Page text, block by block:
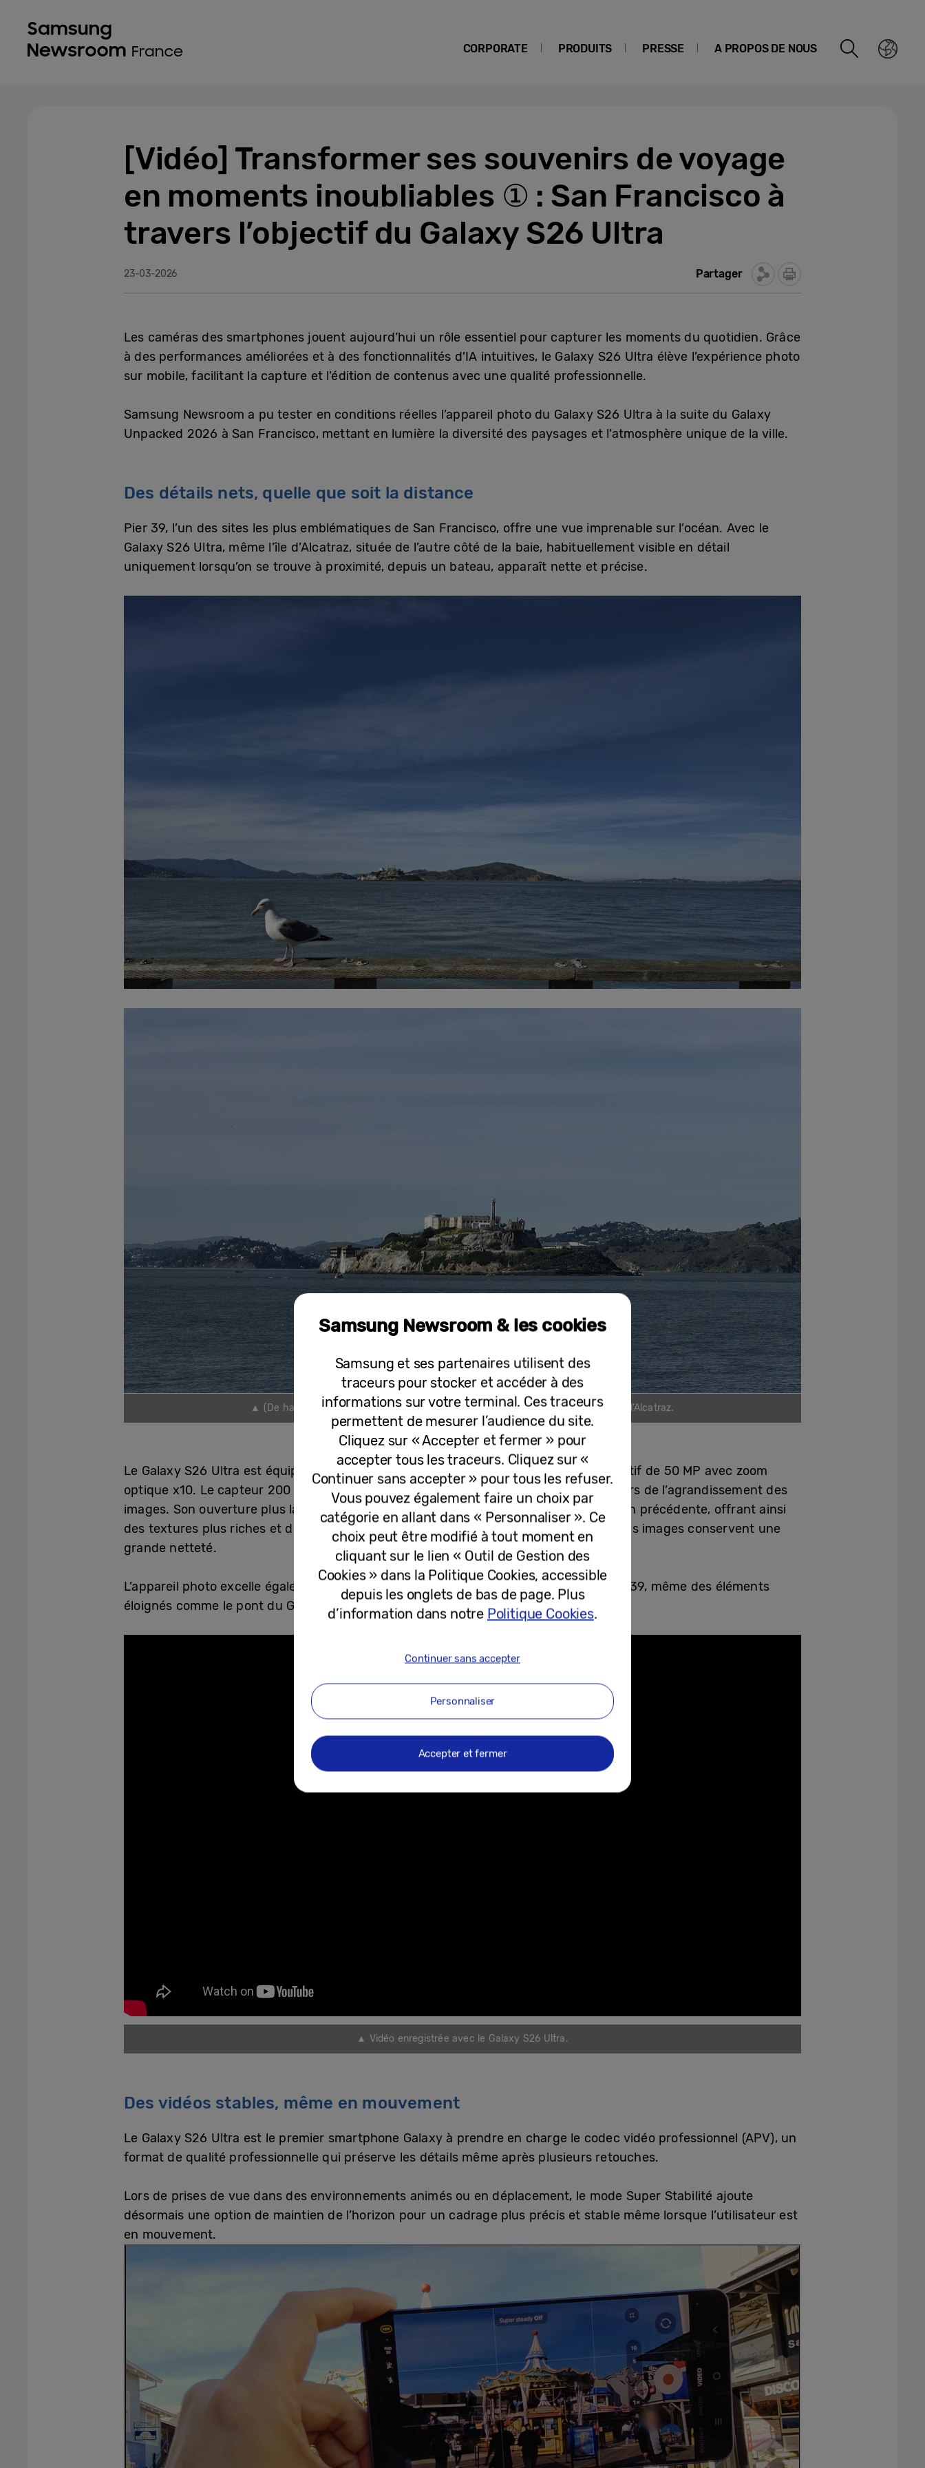
CORPORATE PRODUITS PRESSE A PROPOS DE NOUS
[Vidéo] Transformer ses souvenirs de voyage
en moments inoubliables ① : San Francisco à
travers l’objectif du Galaxy S26 Ultra
23-03-2026 Partager
Les caméras des smartphones jouent aujourd’hui un rôle essentiel pour capturer les moments du quotidien. Grâce
à des performances améliorées et à des fonctionnalités d’IA intuitives, le Galaxy S26 Ultra élève l’expérience photo
sur mobile, facilitant la capture et l’édition de contenus avec une qualité professionnelle.
Samsung Newsroom a pu tester en conditions réelles l’appareil photo du Galaxy S26 Ultra à la suite du Galaxy
Unpacked 2026 à San Francisco, mettant en lumière la diversité des paysages et l’atmosphère unique de la ville.
Des détails nets, quelle que soit la distance
Pier 39, l’un des sites les plus emblématiques de San Francisco, offre une vue imprenable sur l’océan. Avec le
Galaxy S26 Ultra, même l’île d’Alcatraz, située de l’autre côté de la baie, habituellement visible en détail
uniquement lorsqu’on se trouve à proximité, depuis un bateau, apparaît nette et précise.
▲ (De haut en bas) Photo prise avec le Galaxy S26 Ultra et zoom recadré sur l’île d’Alcatraz.
Le Galaxy S26 Ultra est équipé d’un capteur grand angle de 200 MP et d’un téléobjectif de 50 MP avec zoom
optique x10. Le capteur 200 MP offre un niveau de détail exceptionnel, notamment lors de l’agrandissement des
images. Son ouverture plus large à f/1,4 capte davantage de lumière que la génération précédente, offrant ainsi
des textures plus riches et des détails plus fins. Même en zoomant ou en recadrant, les images conservent une
grande netteté.
L’appareil photo excelle également en vidéo. En filmant les lions de mer en 8K au Pier 39, même des éléments
éloignés comme le pont du Golden Gate restent clairs et détaillés en utilisant le zoom.
▲ Vidéo enregistrée avec le Galaxy S26 Ultra.
Des vidéos stables, même en mouvement
Le Galaxy S26 Ultra est le premier smartphone Galaxy à prendre en charge le codec vidéo professionnel (APV), un
format de qualité professionnelle qui préserve les détails même après plusieurs retouches.
Lors de prises de vue dans des environnements animés ou en déplacement, le mode Super Stabilité ajoute
désormais une option de maintien de l’horizon pour un cadrage plus précis et stable même lorsque l’utilisateur est
en mouvement.
Samsung Newsroom & les cookies
Samsung et ses partenaires utilisent des
traceurs pour stocker et accéder à des
informations sur votre terminal. Ces traceurs
permettent de mesurer l’audience du site.
Cliquez sur « Accepter et fermer » pour
accepter tous les traceurs. Cliquez sur «
Continuer sans accepter » pour tous les refuser.
Vous pouvez également faire un choix par
catégorie en allant dans « Personnaliser ». Ce
choix peut être modifié à tout moment en
cliquant sur le lien « Outil de Gestion des
Cookies » dans la Politique Cookies, accessible
depuis les onglets de bas de page. Plus
d’information dans notre Politique Cookies.
Continuer sans accepter
Personnaliser
Accepter et fermer